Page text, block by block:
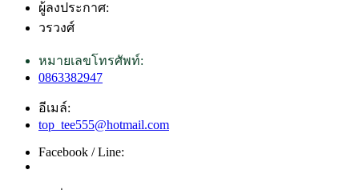
ผู้ลงประกาศ:
วรวงศ์
หมายเลขโทรศัพท์:
0863382947
อีเมล์:
top_tee555@hotmail.com
Facebook / Line: